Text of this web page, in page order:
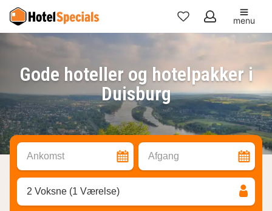
Mine
menu
Gode hoteller og hotelpakker i
Duisburg
Ankomst Afgang
2 Voksne (1 Værelse)